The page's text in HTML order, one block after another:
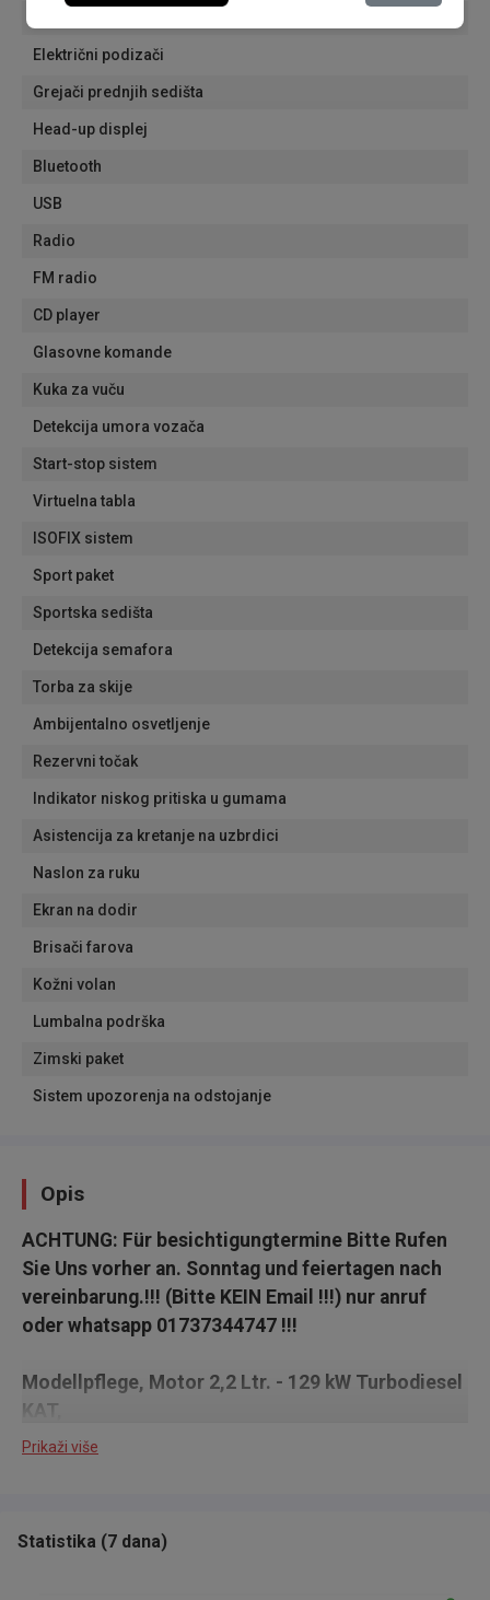
Električni podizači
Grejači prednjih sedišta
Head-up displej
Bluetooth
USB
Radio
FM radio
CD player
Glasovne komande
Kuka za vuču
Detekcija umora vozača
Start-stop sistem
Virtuelna tabla
ISOFIX sistem
Sport paket
Sportska sedišta
Detekcija semafora
Torba za skije
Ambijentalno osvetljenje
Rezervni točak
Indikator niskog pritiska u gumama
Asistencija za kretanje na uzbrdici
Naslon za ruku
Ekran na dodir
Brisači farova
Kožni volan
Lumbalna podrška
Zimski paket
Sistem upozorenja na odstojanje
Opis
ACHTUNG: Für besichtigungtermine Bitte Rufen
Sie Uns vorher an. Sonntag und feiertagen nach
vereinbarung.!!! (Bitte KEIN Email !!!) nur anruf
oder whatsapp 01737344747 !!!
Modellpflege, Motor 2,2 Ltr. - 129 kW Turbodiesel
KAT,
Scheckheftgepflegt
Prikaži više
Statistika (7 dana)